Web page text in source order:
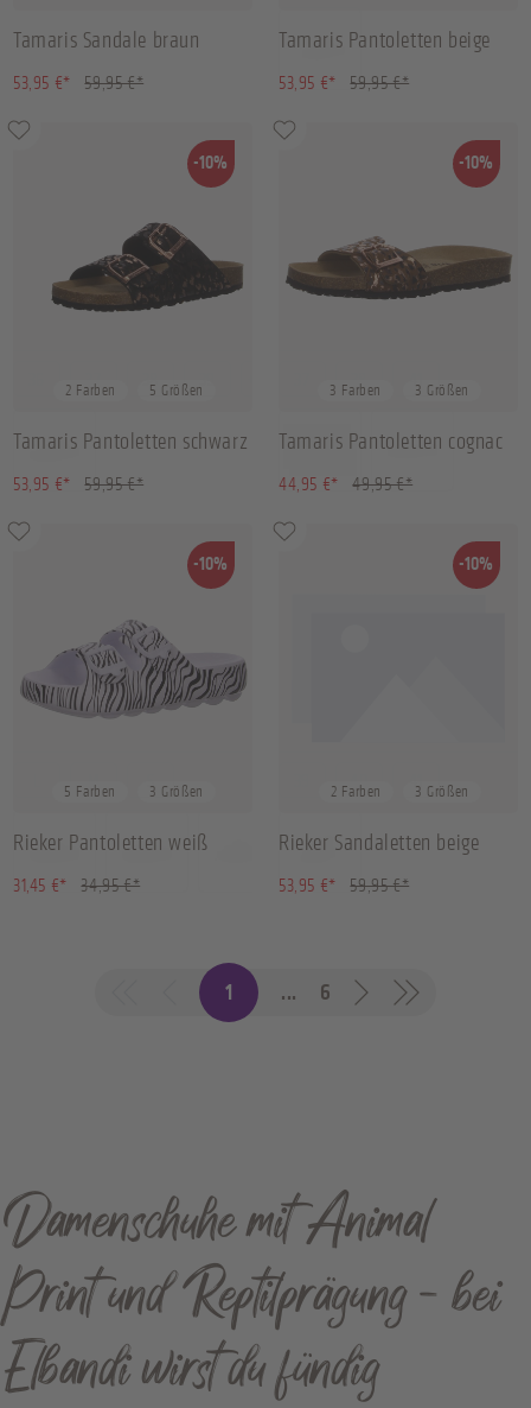
Tamaris Sandale braun
53,95 €* 59,95 €*
Tamaris Pantoletten beige
53,95 €* 59,95 €*
-10%
Tamaris Pantoletten schwarz
2 Farben 5 Größen
37 38
53,95 €* 59,95 €*
-10%
Tamaris Pantoletten cognac
3 Farben 3 Größen
38 41
44,95 €* 49,95 €*
-10%
Rieker Pantoletten weiß
5 Farben 3 Größen
M S
31,45 €* 34,95 €*
-10%
Rieker Sandaletten beige
2 Farben 3 Größen
40 41
53,95 €* 59,95 €*
1 ... 6
Damenschuhe mit Animal
Print und Reptilprägung - bei
Elbandi wirst du fündig